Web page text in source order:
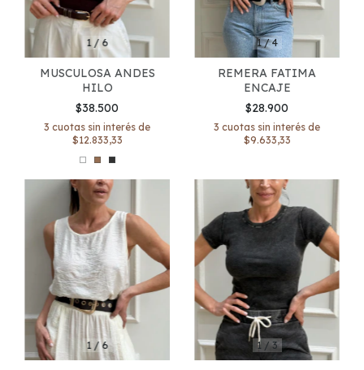
1 / 6
MUSCULOSA ANDES
HILO
$38.500
3 cuotas sin interés de
$12.833,33
1/4
REMERA FATIMA
ENCAJE
$28.900
3 cuotas sin interés de
$9.633,33
1/6 1 /3